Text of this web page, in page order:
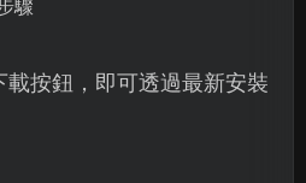
驟
按鈕，即可透過最新安裝